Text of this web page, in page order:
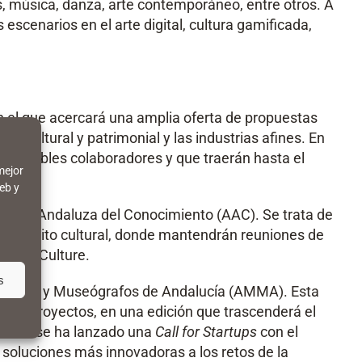
y
danza, arte contemporáneo, entre otros. A
en el arte digital, cultura gamificada,
el que acercará una amplia oferta de propuestas
cultural y patrimonial y las industrias afines. En
posibles colaboradores y que traerán hasta el
Andaluza del Conocimiento (AAC). Se trata de
ámbito cultural, donde mantendrán reuniones de
Culture.
y Museógrafos de Andalucía (AMMA). Esta
proyectos, en una edición que trascenderá el
se ha lanzado una Call for Startupscon el
más innovadoras a los retos de la